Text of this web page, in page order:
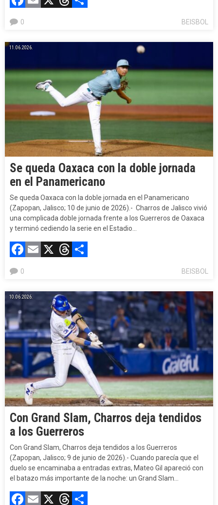
BEISBOL
0
11.06.2026.
Se queda Oaxaca con la doble jornada
en el Panamericano
Se queda Oaxaca con la doble jornada en el Panamericano
(Zapopan, Jalisco; 10 de junio de 2026).- Charros de Jalisco vivió
una complicada doble jornada frente a los Guerreros de Oaxaca
y terminó cediendo la serie en el Estadio…
Facebook
Email
X Threads
BEISBOL
0
10.06.2026.
Con Grand Slam, Charros deja tendidos
a los Guerreros
Con Grand Slam, Charros deja tendidos a los Guerreros
(Zapopan, Jalisco; 9 de junio de 2026).- Cuando parecía que el
duelo se encaminaba a entradas extras, Mateo Gil apareció con
el batazo más importante de la noche: un Grand Slam…
Facebook
Email
X Threads